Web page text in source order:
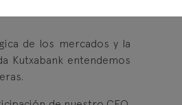
de los mercados y la
Kutxabank entendemos